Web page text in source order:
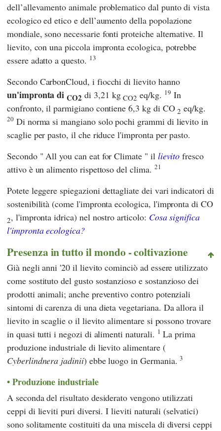
dell’allevamento animale problematico dal punto di vista
ecologico ed etico e dell’aumento della popolazione
mondiale, sono necessarie fonti proteiche alternative. Il
lievito, con una piccola impronta ecologica, potrebbe
essere adatto a questo. 13
Secondo CarbonCloud, i fiocchi di lievito hanno
un'impronta diCO2 di 3,21 kgCO2 eq/kg. 19 In
confronto, il parmigiano contiene 6,3 kg di CO2 eq/kg.
20Di norma si mangiano solo pochi grammi di lievito in
scaglie per pasto, il che riduce l'impronta per pasto.
Secondo " All you can eat for Climate " il lievito fresco
attivo è un alimento rispettoso del clima. 21
Potete leggere spiegazioni dettagliate dei vari indicatori di
sostenibilità (come l'impronta ecologica, l'impronta di CO
2, l'impronta idrica) nel nostro articolo: Cosa significa
l'impronta ecologica?
Presenza in tutto il mondo - coltivazione
Già negli anni '20 il lievito cominciò ad essere utilizzato
come sostituto del gusto sostanzioso e sostanzioso dei
prodotti animali; anche preventivo contro potenziali
sintomi di carenza di una dieta vegetariana. Da allora il
lievito in scaglie o il lievito alimentare si possono trovare
in quasi tutti i negozi di alimenti naturali. 1 La prima
produzione industriale di lievito alimentare (
Cyberlindnera jadinii) ebbe luogo in Germania.3
Produzione industriale
A seconda del risultato desiderato vengono utilizzati
ceppi di lieviti puri diversi. I lieviti naturali (selvatici)
sono solitamente costituiti da una miscela di diversi ceppi